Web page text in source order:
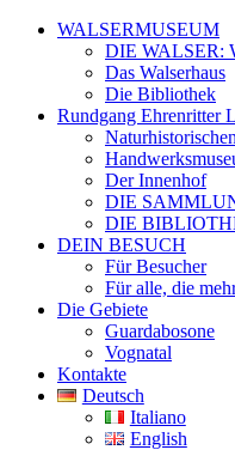
WALSERMUSEUM
DIE WALSER:
Das Walserhaus
Die Bibliothek
Rundgang Ehrenritter
Der Innenhof
DIE
DIE
DEIN BESUCH
Für Besucher
Für alle, die
Die Gebiete
Guardabosone
Vognatal
Kontakte
Deutsch
Italiano
English